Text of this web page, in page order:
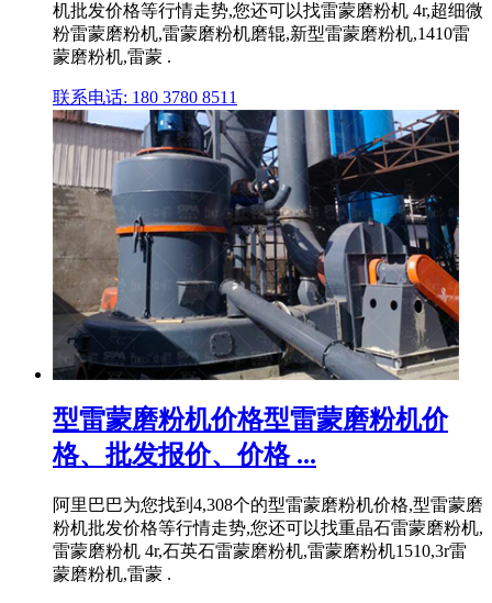
机批发价格等行情走势,您还可以找雷蒙磨粉机 4r,超细微
粉雷蒙磨粉机,雷蒙磨粉机磨辊,新型雷蒙磨粉机,1410雷
蒙磨粉机,雷蒙 .
联系电话: 180 3780 8511
型雷蒙磨粉机价格型雷蒙磨粉机价
格、批发报价、价格 ...
阿里巴巴为您找到4,308个的型雷蒙磨粉机价格,型雷蒙磨
粉机批发价格等行情走势,您还可以找重晶石雷蒙磨粉机,
雷蒙磨粉机 4r,石英石雷蒙磨粉机,雷蒙磨粉机1510,3r雷
蒙磨粉机,雷蒙 .